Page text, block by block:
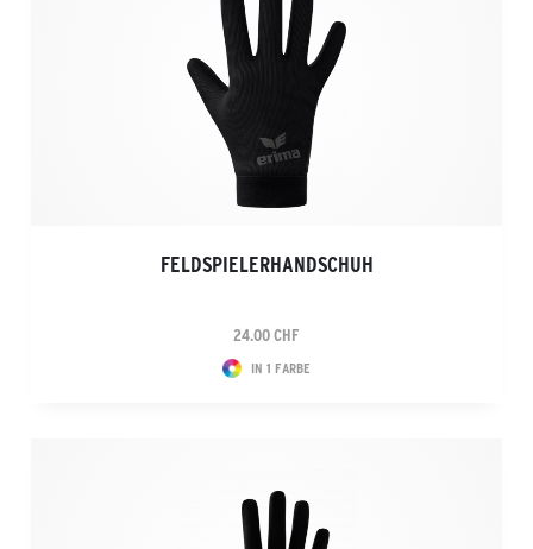
FELDSPIELERHANDSCHUH
24.00 CHF
IN 1 FARBE